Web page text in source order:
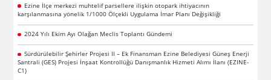
Ezine İlçe merkezi muhtelif parsellere ilişkin otopark ihtiyacının
karşılanmasına yönelik 1/1000 Ölçekli Uygulama İmar Planı Değişikliği
2024 Yılı Ekim Ayı Olağan Meclis Toplantı Gündemi
Sürdürülebilir Şehirler Projesi II – Ek Finansman Ezine Belediyesi Güneş Enerji
Santrali (GES) Projesi İnşaat Kontrollüğü Danışmanlık Hizmeti Alımı İlanı (EZINE-
C1)